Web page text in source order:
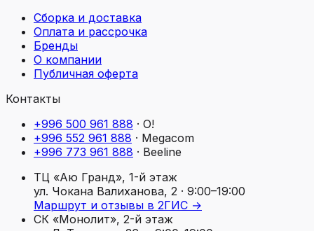
Сборка и доставка
Оплата и рассрочка
Бренды
О компании
Публичная оферта
Контакты
+996 500 961 888 · O!
+996 552 961 888 · Megacom
+996 773 961 888 · Beeline
ТЦ «Аю Гранд», 1-й этаж
ул. Чокана Валиханова, 2 · 9:00–19:00
Маршрут и отзывы в 2ГИС →
СК «Монолит», 2-й этаж